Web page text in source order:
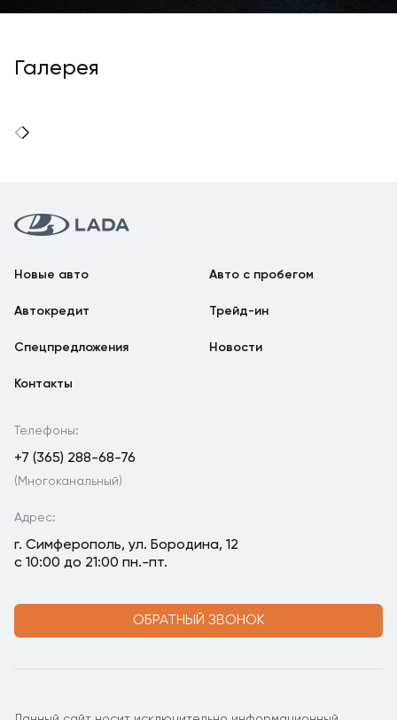
Галерея
Новые авто Авто с пробегом
Автокредит Трейд-ин
Спецпредложения Новости
Контакты
Телефоны:
+7 (365) 288-68-76
(Многоканальный)
Адрес:
г. Симферополь, ул. Бородина, 12
с 10:00 до 21:00 пн.-пт.
ОБРАТНЫЙ ЗВОНОК